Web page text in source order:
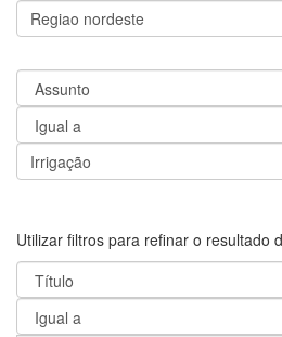
Utilizar filtros para refinar o resultado